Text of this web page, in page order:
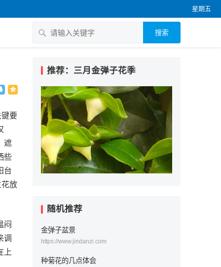
星期五
搜索
要
遮
些
台
放
闷
调
上
推荐：三月金弹子花季
随机推荐
金弹子盆景
https://www.jindanzi.com
种菊花的几点体会